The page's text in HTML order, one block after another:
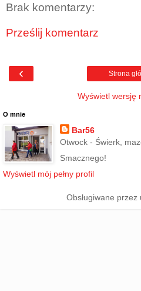
Brak komentarzy:
Prześlij komentarz
‹ Strona
Wyświetl wersję
O mnie
Bar56
Otwock - Świerk,
Smacznego!
Wyświetl mój pełny profil
Obsługiwane przez